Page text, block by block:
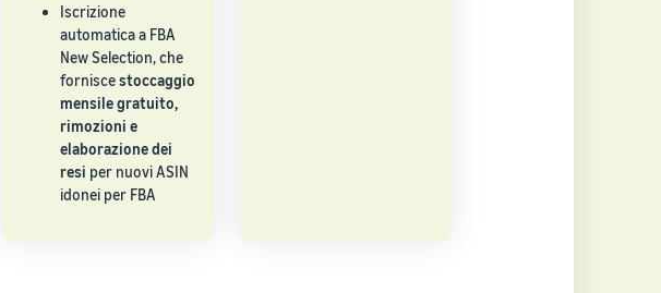
Iscrizione
automatica a FBA
New Selection, che
forniscestoccaggio
mensile gratuito,
rimozioni e
elaborazione dei
resi per nuovi ASIN
idonei per FBA